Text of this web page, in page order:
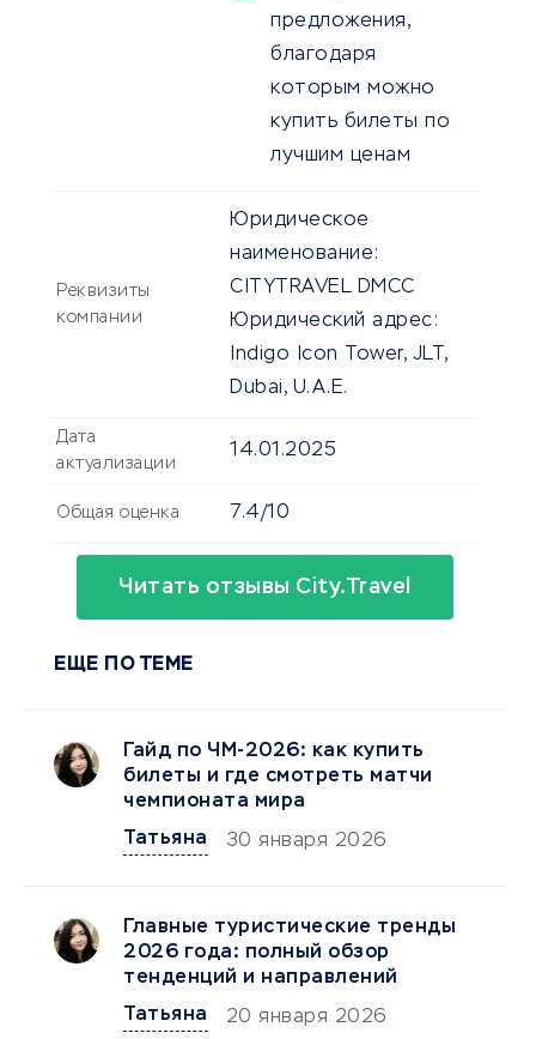
предложения,
благодаря
которым можно
купить билеты по
лучшим ценам
Реквизиты
компании
Юридическое
наименование:
CITYTRAVEL DMCC
Юридический адрес:
Indigo Icon Tower, JLT,
Dubai, U.A.E.
Дата
актуализации
14.01.2025
Общая оценка 7.4/10
Читать отзывы Сity.Travel
ЕЩЕ ПО ТЕМЕ
Гайд по ЧМ-2026: как купить
билеты и где смотреть матчи
чемпионата мира
Татьяна
30 января 2026
Главные туристические тренды
2026 года: полный обзор
тенденций и направлений
Татьяна
20 января 2026